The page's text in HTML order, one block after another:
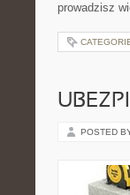
prowadzisz
POSTED